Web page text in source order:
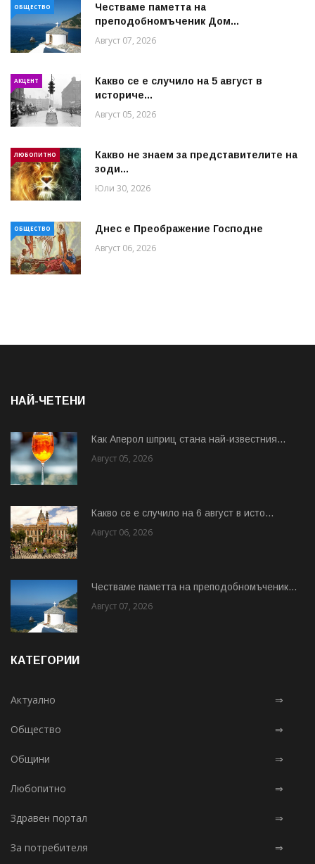
ОБЩЕСТВО
Честваме паметта на
преподобномъченик Дом...
Август 07, 2026
АКЦЕНТ
Какво се е случило на 5 август в
историче...
Август 05, 2026
ЛЮБОПИТНО
Какво не знаем за представителите на
зоди...
Юли 30, 2026
ОБЩЕСТВО Днес е Преображение Господне
Август 06, 2026
НАЙ-ЧЕТЕНИ
Как Аперол шприц стана най-известния...
Август 05, 2026
Какво се е случило на 6 август в исто...
Август 06, 2026
Честваме паметта на преподобномъченик...
Август 07, 2026
КАТЕГОРИИ
Актуално ⇒
Общество ⇒
Общини ⇒
Любопитно ⇒
Здравен портал ⇒
За потребителя ⇒